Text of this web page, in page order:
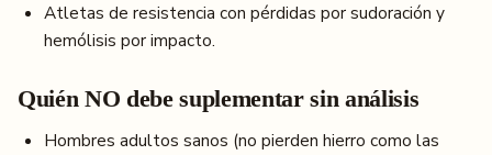
Atletas de resistencia con pérdidas por sudoración y
hemólisis por impacto.
Quién NO debe suplementar sin análisis
Hombres adultos sanos (no pierden hierro como las